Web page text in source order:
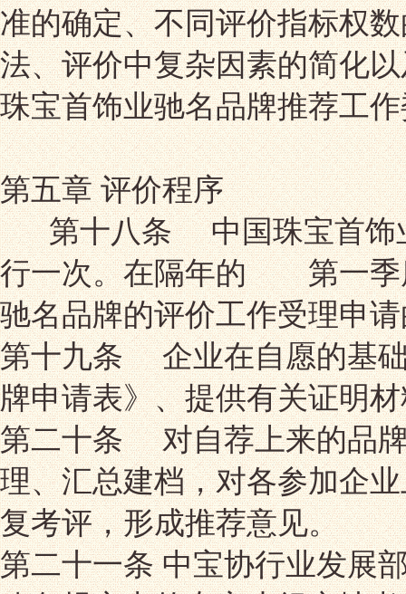
准的确定、不同评价指标权
法、评价中复杂因素的简化
珠宝首饰业驰名品牌推荐工
第五章 评价程序
第十八条 中国珠宝首饰业
行一次。在隔年的 第一季
驰名品牌的评价工作受理申
第十九条 企业在自愿的基
牌申请表》、提供有关证明
第二十条 对自荐上来的品
理、汇总建档，对各参加企
复考评，形成推荐意见。
第二十一条 中宝协行业发展